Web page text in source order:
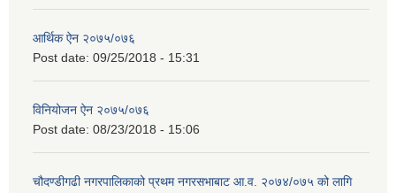
आर्थिक ऐन २०७५/०७६
Post date: 09/25/2018 - 15:31
विनियोजन ऐन २०७५/०७६
Post date: 08/23/2018 - 15:06
चौदण्डीगढी नगरपालिकाको प्रथम नगरसभाबाट आ.व. २०७४/०७५ को लागि